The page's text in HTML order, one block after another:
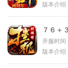
版本介绍
７６＋
开服时间
版本介绍